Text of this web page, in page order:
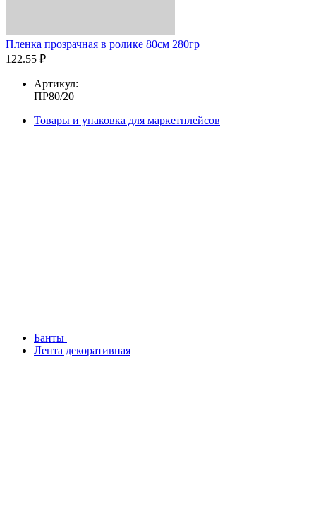
Пленка прозрачная в ролике 80см 280гр
122.55 ₽
Артикул:
ПР80/20
Товары и упаковка для маркетплейсов
Банты
Лента декоративная